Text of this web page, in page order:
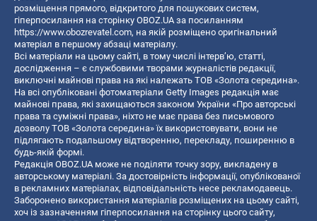
розміщення прямого, відкритого для пошукових систем,
гіперпосилання на сторінку OBOZ.UA за посиланням
https://www.obozrevatel.com, на якій розміщено оригінальний
матеріал в першому абзаці матеріалу.
Всі матеріали на цьому сайті, в тому числі інтерв’ю, статті,
дослідження – є службовими творами журналістів редакції,
виключні майнові права на які належать ТОВ «Золота середина».
На всі опубліковані фотоматеріали Getty Images редакція має
майнові права, які захищаються законом України «Про авторські
права та суміжні права», ніхто не має права без письмового
дозволу ТОВ «Золота середина» їх використовувати, вони не
підлягають подальшому відтворенню, перекладу, поширенню в
будь-якій формі.
Редакція OBOZ.UA може не поділяти точку зору, викладену в
авторському матеріалі. За достовірність інформації, опублікованої
в рекламних матеріалах, відповідальність несе рекламодавець.
Заборонено використання матеріалів розміщених на цьому сайті,
хоч із зазначенням гіперпосилання на сторінку цього сайту,